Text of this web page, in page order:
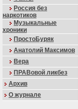
Россия без
наркотиков
Музыкальные
хроники
ПростоБуряк
Анатолий Максимов
Вера
ПРАВовой ликбез
Архив
О журнале